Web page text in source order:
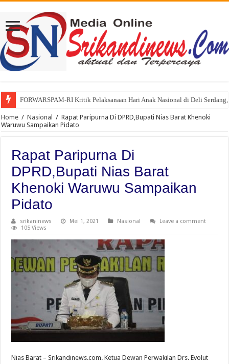
FORWARSPAM-RI Kritik Pelaksanaan Hari Anak Nasional di Deli
Kelalaian Panitia : Menginjak Injak Kewibawaan Bupati Deli Serdang.
Home / Nasional / Rapat Paripurna Di DPRD,Bupati Nias Barat Khenoki
Waruwu Sampaikan Pidato
Rapat Paripurna Di
DPRD,Bupati Nias Barat
Khenoki Waruwu Sampaikan
Pidato
srikaninews Mei 1, 2021 Nasional
Leave a comment
105 Views
Nias Barat – Srikandinews.com. Ketua Dewan Perwakilan Drs. Evolut